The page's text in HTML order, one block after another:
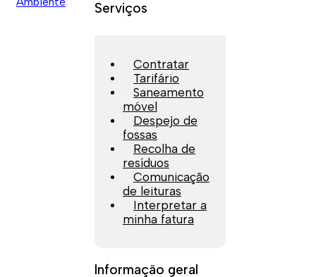
Serviços
Contratar
Tarifário
Saneamento
móvel
Despejo de
fossas
Recolha de
resíduos
Comunicação
de leituras
Interpretar a
minha fatura
Informação geral